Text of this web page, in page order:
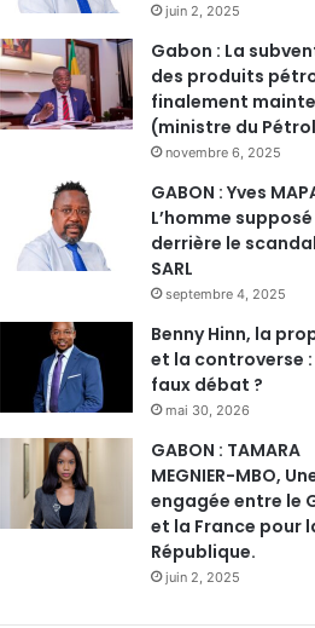
juin 2, 2025
Gabon : La
des produits
finalement
(ministre du
novembre 6, 2025
GABON : Yves
L’homme
derrière le
SARL
septembre 4, 2025
Benny Hinn, la
et la controverse :
faux débat ?
mai 30, 2026
GABON : TAMARA
MEGNIER-MBO,
engagée entre le
et la France pour
République.
juin 2, 2025